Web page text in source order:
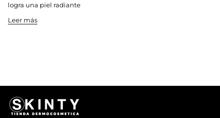
logra una piel radiante
Leer más